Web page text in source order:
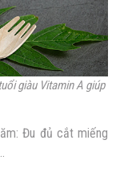
giàu Vitamin A giúp
Đu đủ cắt miếng